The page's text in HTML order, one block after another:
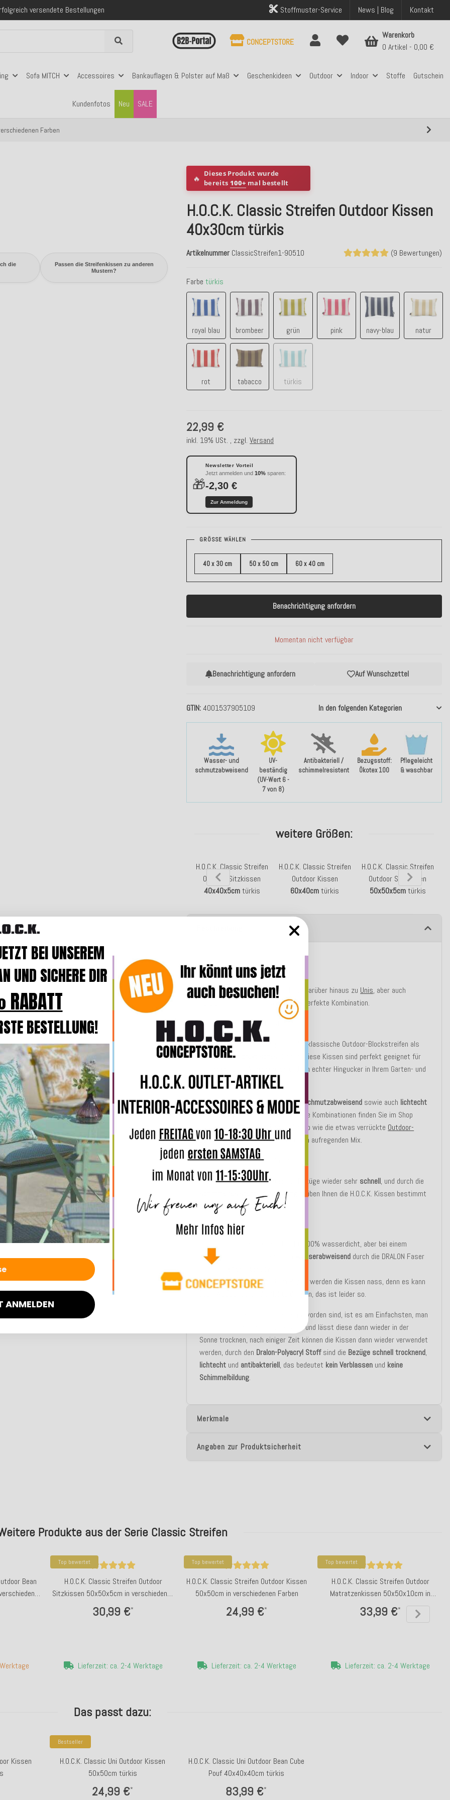
versendete Bestellungen
Klarna, PayPal & Amazon Pay
Stoffmuster-Service News | Blog Kontakt
Sofa MITCH Accessoires Bankauflagen & Polster auf Maß Geschenkideen Outdoor Indoor Stoffe Gutschein
Kundenfotos SALE
Neu
CONCEPTSTORE
Warenkorb
0 Artikel
0,00 €
Farben
die
Passen die Streifenkissen zu anderen
Mustern?
🔥 Dieses Produkt wurde
bereits 100+ mal bestellt
H.O.C.K. Classic Streifen Outdoor Kissen
40x30cm türkis
(9 Bewertungen)
Artikelnummer ClassicStreifen1-90510
Wasser- und
schmutzabweisend
UV-
beständig
(UV-Wert 6 -
7 von 8)
Antibakteriell /
schimmelresistent
Bezugsstoff:
Ökotex 100
Pflegeleicht
& waschbar
GTIN 4001537905109 In den folgenden Kategorien
Farbetürkis
royal blau
royal blau
brombeer
brombeer
grün
grün
pink
pink
navy-blau
navy-blau
natur
natur
rot
rot
tabacco
tabacco
türkis
türkis
22,99 €
inkl. 19% USt. , zzgl.Versand
🎁
Newsletter Vorteil
Jetzt anmelden und10% sparen:
-2,30 €
Zur Anmeldung
Benachrichtigung anfordern Auf Wunschzettel
GRÖSSE WÄHLEN
40 x 30 cm 50 x 50 cm 60 x 40 cm
Benachrichtigung anfordern
Momentan nicht verfügbar
weitere Größen:
H.O.C.K. Classic Streifen
Outdoor Sitzkissen
40x40x5cmtürkis
H.O.C.K. Classic Streifen
Outdoor Kissen
60x40cmtürkis
H.O.C.K. Classic Streifen
Outdoor Sitzkissen
50x50x5cmtürkis
Produktbeschreibung
Streifen sind zeitlos, immer IN und darüber hinaus zu Unis, aber auch
, gemusterten Dessins die perfekte Kombination.
Wer gernemixtbraucht Streifen!
Ganz besonders cool zeigt sich der klassische Outdoor-Blockstreifen als
robustesund
Kissen. Diese Kissen sind perfekt geeignet für
und ein echter Hingucker in Ihrem Garten- und
Terrassenbereich.
Der Outdoorstoff istwasser- und schmutzabweisend sowie auch lichtecht
undwaschbarbei 40°. Für passende Kombinationen finden Sie im Shop
unsereOutdoor-Serie-Classic-Uni , so wie die etwas verrückte Outdoor-
Serie-Beach-Life Kollektion, für einen aufregenden Mix.
Gemütlichkeit hat keine Grenzen!
Bei starkem Regentrocknen die Bezüge wieder sehr schnell, und durch die
schimmelresistente Ausrüstung
bleiben Ihnen die H.O.C.K. Kissen bestimmt
sehr lange erhalten!
ANMERKUNG:
Unsere Outdoor Kissen sind nicht 100% wasserdicht, aber bei einem
leichten Regenschauer sind sie
wasserabweisend durch die DRALON Faser
Bei Dauerregen oder starkem Regen werden die Kissen nass, denn es kann
auch Wasser durch die Nähte dringen, das ist leider so.
TIPP: wenn die Kissen mal nass geworden sind, ist es am Einfachsten, man
trennt den Bezug vom Innenkissen und lässt diese dann wieder in der
Sonne trocknen, nach einiger Zeit können die Kissen dann wieder verwendet
werden, durch den Dralon-Polyacryl Stoffsind die Bezüge schnell trocknend,
lichtecht und antibakteriell, das bedeutet kein Verblassen und keine
Schimmelbildung.
Merkmale
Angaben zur Produktsicherheit
Produkte aus der Serie Classic Streifen
Bean
Top bewertet
H.O.C.K. Classic Streifen Outdoor
Sitzkissen 50x50x5cm in verschiedenen
Farben
30,99 €*
Lieferzeit: ca. 2-4 Werktage
Top bewertet
H.O.C.K. Classic Streifen Outdoor Kissen
50x50cm in verschiedenen Farben
24,99 €*
Lieferzeit: ca. 2-4 Werktage
Top bewertet
H.O.C.K. Classic Streifen Outdoor
Matratzenkissen 50x50x10cm in
verschiedenen Farben
33,99 €*
Lieferzeit: ca. 2-4 Werktage
Das passt dazu:
Kissen
Bestseller
H.O.C.K. Classic Uni Outdoor Kissen
50x50cm türkis
24,99 €*
H.O.C.K. Classic Uni Outdoor Bean Cube
Pouf 40x40x40cm türkis
83,99 €*
BEI UNSEREM
UND SICHERE DIR
BESTELLUNG!
ANMELDEN